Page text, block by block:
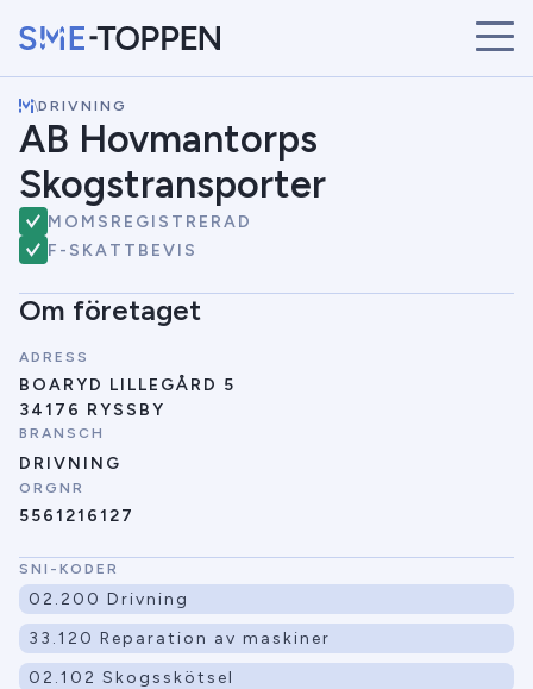
START
ÅRETS VINNARE
BRANSCHER
SÖK
NYHETER
\DRIVNING
AB Hovmantorps
Skogstransporter
MOMSREGISTRERAD
F-SKATTBEVIS
Om företaget
ADRESS
BOARYD LILLEGÅRD 5
34176 RYSSBY
BRANSCH
DRIVNING
ORGNR
5561216127
SNI-KODER
02.200 Drivning
33.120 Reparation av maskiner
02.102 Skogsskötsel